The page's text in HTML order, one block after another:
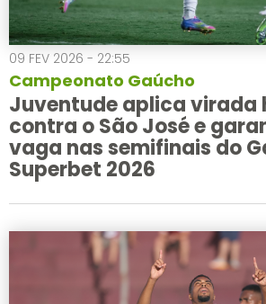
09 FEV 2026 - 22:55
Campeonato Gaúcho
Juventude aplica virada
contra o São José e
vaga nas semifinais do
Superbet 2026